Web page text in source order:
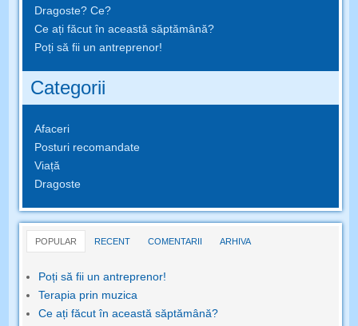
Dragoste? Ce?
Ce ați făcut în această săptămână?
Poți să fii un antreprenor!
Categorii
Afaceri
Posturi recomandate
Viață
Dragoste
POPULAR RECENT COMENTARII ARHIVA
Poți să fii un antreprenor!
Terapia prin muzica
Ce ați făcut în această săptămână?